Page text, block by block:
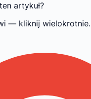
artykuł?
— kliknij wielokrotnie.